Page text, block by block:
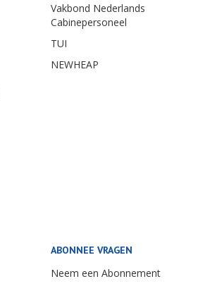
Vakbond Nederlands
Cabinepersoneel
TUI
NEWHEAP
ABONNEE VRAGEN
Neem een Abonnement